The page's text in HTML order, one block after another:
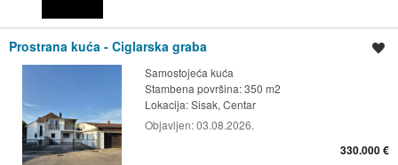
Prostrana kuća - Ciglarska graba
Samostojeća kuća
Stambena površina: 350 m2
Lokacija:Sisak, Centar
Objavljen:03.08.2026.
330.000 €